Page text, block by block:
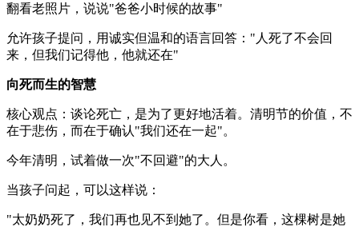
翻看老照片，说说"爸爸小时候的故事"
允许孩子提问，用诚实但温和的语言回答："人死了不会回
来，但我们记得他，他就还在"
向死而生的智慧
核心观点：谈论死亡，是为了更好地活着。清明节的价值，不
在于悲伤，而在于确认"我们还在一起"。
今年清明，试着做一次"不回避"的大人。
当孩子问起，可以这样说：
"太奶奶死了，我们再也见不到她了。但是你看，这棵树是她